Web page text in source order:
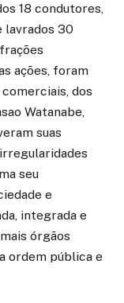
18 condutores,
lavrados 30
ações, foram
dos
Watanabe,
suas
seu
e
integrada e
órgãos
ordem pública e